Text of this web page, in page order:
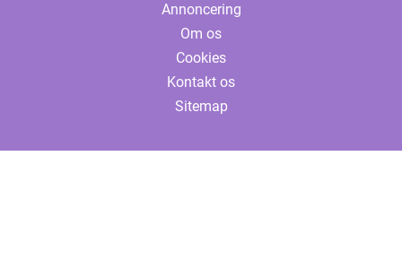
Annoncering
Om os
Cookies
Kontakt os
Sitemap